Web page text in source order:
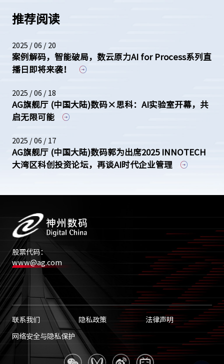
推荐阅读
2025 / 06 / 20
案例解码，智能破局，数云原力AI for Process系列直
播日即将来袭！
2025 / 06 / 18
AG旗舰厅 (中国大陆)数码×思科：AI实验室开幕，共
启无限可能
2025 / 06 / 17
AG旗舰厅 (中国大陆)数码郭为出席2025 INNOTECH
大湾区科创投资论坛，再谈AI时代企业管理
股票代码：
www@ag.com
联系我们 隐私政策 法律声明
网络安全与隐私保护